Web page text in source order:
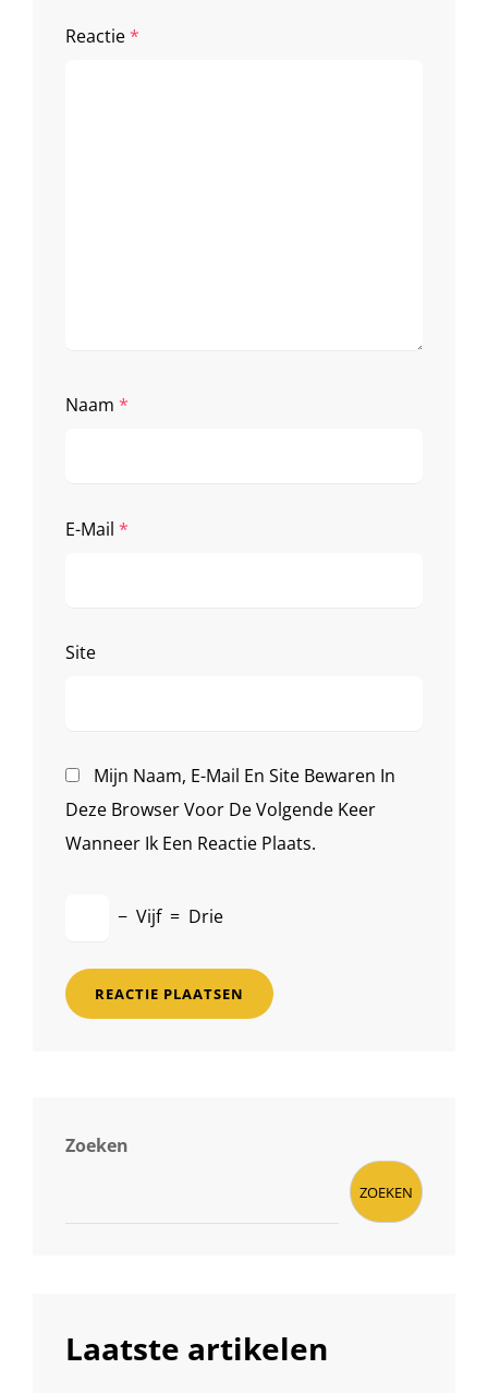
Reactie*
Naam *
E-Mail *
Site
Mijn Naam, E-Mail En Site Bewaren In
Deze Browser Voor De Volgende Keer
Wanneer Ik Een Reactie Plaats.
− Vijf = Drie
Zoeken
ZOEKEN
Laatste artikelen